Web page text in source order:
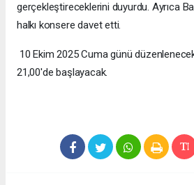
gerçekleştireceklerini duyurdu. Ayrıca
halkı konsere davet etti.
10 Ekim 2025 Cuma günü
21,00'de başlayacak.